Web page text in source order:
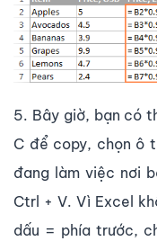
5. Bây giờ, bạn có
C để copy, chọn ô
đang làm việc nơi
Ctrl + V. Vì Excel
dấu = phía trước,